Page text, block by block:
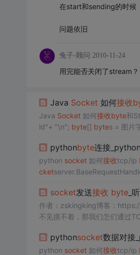
在start和sending的时候
问题依旧
兔子-顾问 2010-11-24
用完能否关闭了stream？
Java Socket 如何接收
Java Socket如何接收byte和
ld"+ "\n"; byte[] bytes = 图片
pythonbyte连接_python
python socket如何接收tcp/ip
cket
socket发送接收 byte_
作者：zskingking博客：
不见摸不着，那我们怎们通过
pythonsocket数据对接
python socket如何接收tcp/ip